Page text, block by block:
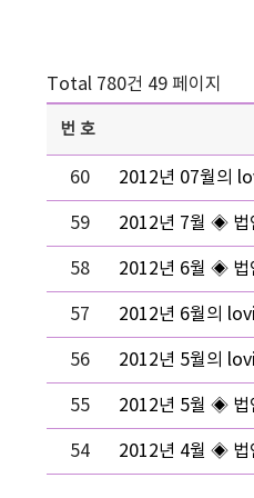
Total 780건 49 페이지
번호
60 2012년 07월의
59 2012년 7월 ◈ 법
58 2012년 6월 ◈ 법
57 2012년 6월의
56 2012년 5월의
55 2012년 5월 ◈ 법
54 2012년 4월 ◈ 법